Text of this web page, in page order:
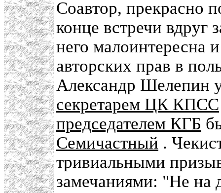
Соавтор, прекрасно
конце встречи вдруг
него малоинтересна
авторских прав в
Александр Шелепин
секретарем ЦК КПСС
председателем КГБ
Семичастный .
тривиальными
замечаниями: "Не на